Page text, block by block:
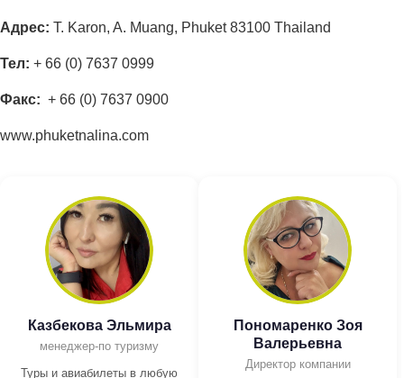
Адрес: T. Karon, A. Muang, Phuket 83100 Thailand
Тел: + 66 (0) 7637 0999
Факс: + 66 (0) 7637 0900
www.phuketnalina.com
Казбекова Эльмира
менеджер-по туризму
Туры и авиабилеты в любую
Пономаренко Зоя
Валерьевна
Директор компании